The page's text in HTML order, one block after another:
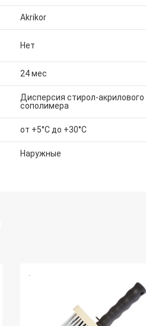
Akrikor
Нет
24 мес
Дисперсия стирол-акрилового
сополимера
от +5°С до +30°С
Наружные